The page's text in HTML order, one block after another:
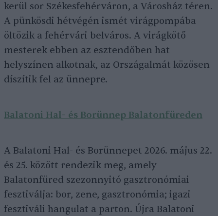
kerül sor Székesfehérváron, a Városház téren.
A pünkösdi hétvégén ismét virágpompába
öltözik a fehérvári belváros. A virágkötő
mesterek ebben az esztendőben hat
helyszínen alkotnak, az Országalmát közösen
díszítik fel az ünnepre.
Balatoni Hal- és Borünnep Balatonfüreden
A Balatoni Hal- és Borünnepet 2026. május 22.
és 25. között rendezik meg, amely
Balatonfüred szezonnyitó gasztronómiai
fesztiválja: bor, zene, gasztronómia; igazi
fesztiváli hangulat a parton. Újra Balatoni